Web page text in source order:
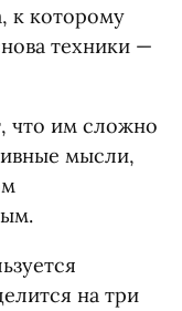
к которому
техники —
что им сложно
мысли,
на три